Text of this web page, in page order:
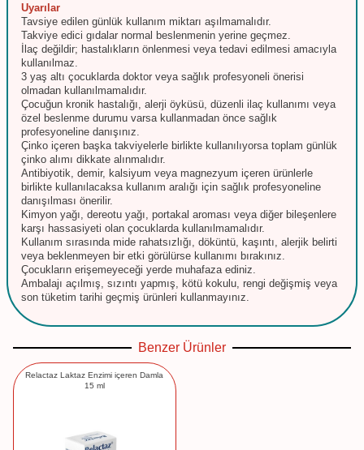
Uyarılar
Tavsiye edilen günlük kullanım miktarı aşılmamalıdır.
Takviye edici gıdalar normal beslenmenin yerine geçmez.
İlaç değildir; hastalıkların önlenmesi veya tedavi edilmesi amacıyla
kullanılmaz.
3 yaş altı çocuklarda doktor veya sağlık profesyoneli önerisi
olmadan kullanılmamalıdır.
Çocuğun kronik hastalığı, alerji öyküsü, düzenli ilaç kullanımı veya
özel beslenme durumu varsa kullanmadan önce sağlık
profesyoneline danışınız.
Çinko içeren başka takviyelerle birlikte kullanılıyorsa toplam günlük
çinko alımı dikkate alınmalıdır.
Antibiyotik, demir, kalsiyum veya magnezyum içeren ürünlerle
birlikte kullanılacaksa kullanım aralığı için sağlık profesyoneline
danışılması önerilir.
Kimyon yağı, dereotu yağı, portakal aroması veya diğer bileşenlere
karşı hassasiyeti olan çocuklarda kullanılmamalıdır.
Kullanım sırasında mide rahatsızlığı, döküntü, kaşıntı, alerjik belirti
veya beklenmeyen bir etki görülürse kullanımı bırakınız.
Çocukların erişemeyeceği yerde muhafaza ediniz.
Ambalajı açılmış, sızıntı yapmış, kötü kokulu, rengi değişmiş veya
son tüketim tarihi geçmiş ürünleri kullanmayınız.
Benzer Ürünler
Relactaz Laktaz Enzimi içeren Damla
15 ml